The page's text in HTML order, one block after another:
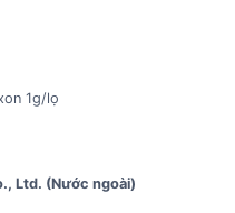
1g/lọ
Ltd. (Nước ngoài)